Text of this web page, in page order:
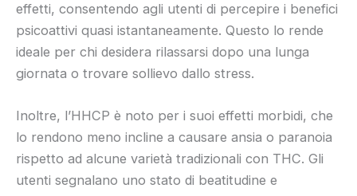
effetti, consentendo agli utenti di percepire i benefici
psicoattivi quasi istantaneamente. Questo lo rende
ideale per chi desidera rilassarsi dopo una lunga
giornata o trovare sollievo dallo stress.
Inoltre, l’HHCP è noto per i suoi effetti morbidi, che
lo rendono meno incline a causare ansia o paranoia
rispetto ad alcune varietà tradizionali con THC. Gli
utenti segnalano uno stato di beatitudine e